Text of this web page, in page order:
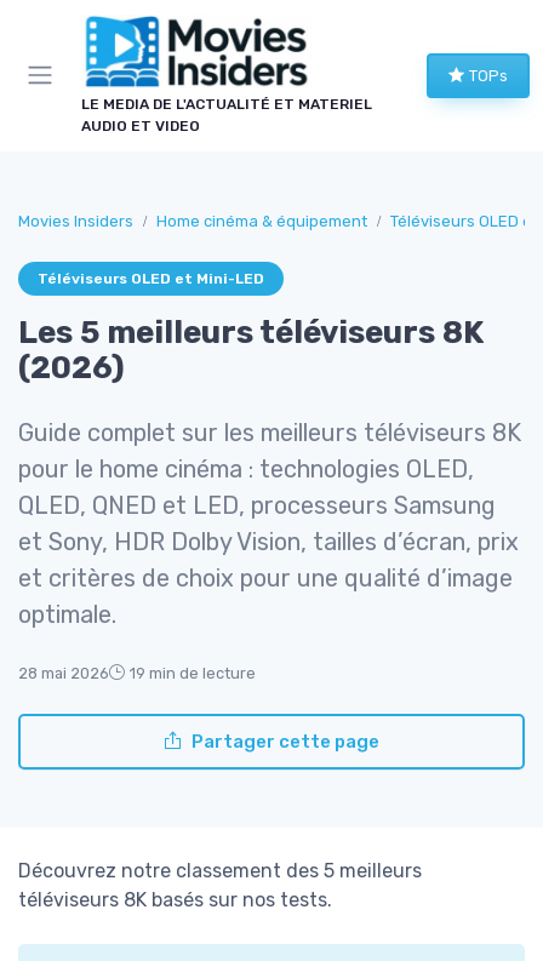
LE MEDIA DE L'ACTUALITÉ ET MATERIEL
AUDIO ET VIDEO
TOPs
Movies Insiders Home cinéma & équipement Téléviseurs OLED et
Téléviseurs OLED et Mini-LED
Les 5 meilleurs téléviseurs 8K
(2026)
Guide complet sur les meilleurs téléviseurs 8K
pour le home cinéma : technologies OLED,
QLED, QNED et LED, processeurs Samsung
et Sony, HDR Dolby Vision, tailles d’écran, prix
et critères de choix pour une qualité d’image
optimale.
28 mai 2026 19 min de lecture
Partager cette page
Découvrez notre classement des 5 meilleurs
téléviseurs 8K basés sur nos tests.
Panneau de gestion des cookies